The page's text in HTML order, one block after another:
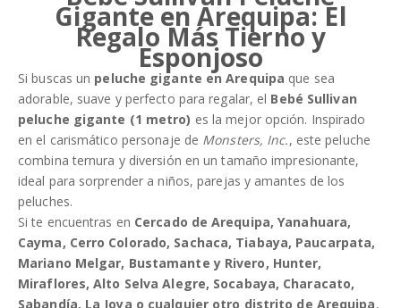
Gigante en Arequipa: El
Regalo Más Tierno y
Esponjoso
Si buscas un peluche gigante en Arequipa que sea
adorable, suave y perfecto para regalar, el Bebé Sullivan
peluche gigante (1 metro) es la mejor opción. Inspirado
en el carismático personaje de Monsters, Inc., este peluche
combina ternura y diversión en un tamaño impresionante,
ideal para sorprender a niños, parejas y amantes de los
peluches.
Si te encuentras en Cercado de Arequipa, Yanahuara,
Cayma, Cerro Colorado, Sachaca, Tiabaya, Paucarpata,
Mariano Melgar, Bustamante y Rivero, Hunter,
Miraflores, Alto Selva Alegre, Socabaya, Characato,
Sabandía, La Joya o cualquier otro distrito de Arequipa,